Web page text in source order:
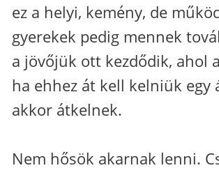
ez a helyi, kemény, de
gyerekek pedig mennek
a jövőjük ott kezdődik, ahol
ha ehhez át kell kelniük egy
akkor átkelnek.
Nem hősök akarnak lenni.